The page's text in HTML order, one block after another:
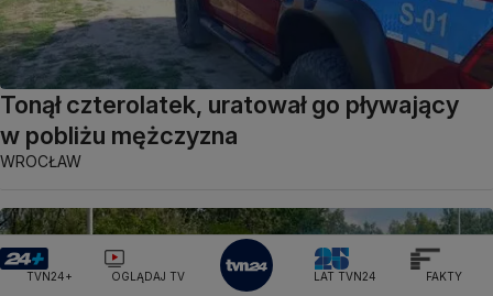
Tonął czterolatek, uratował go pływający
w pobliżu mężczyzna
WROCŁAW
TVN24+ OGLĄDAJ TV LAT TVN24 FAKTY